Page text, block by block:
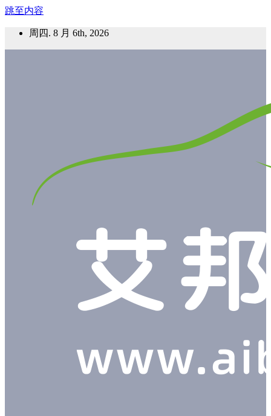
跳至内容
周四. 8 月 6th, 2026